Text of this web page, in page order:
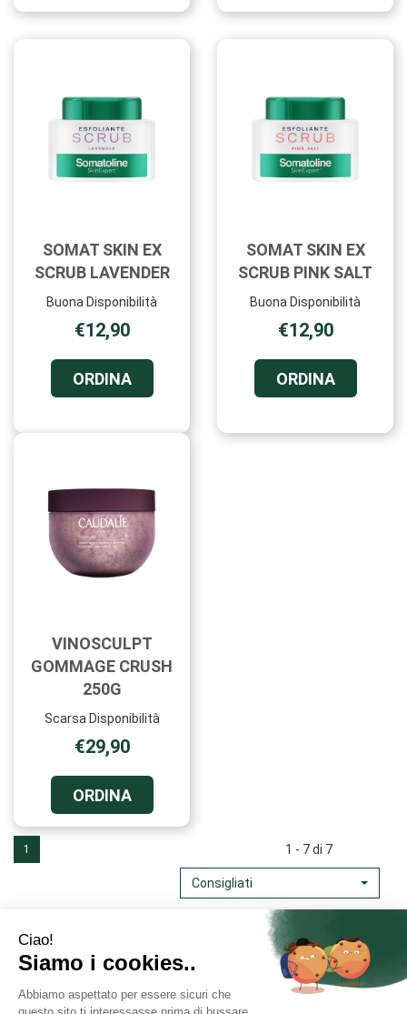
BODY
BODY
SOMAT SKIN EX
SCRUB LAVENDER
Buona Disponibilità
€12,90
ORDINA
SKIN
SCRUB
SOMAT SKIN EX
SCRUB PINK SALT
Buona Disponibilità
€12,90
ORDINA
SKIN
SCRUB
VINOSCULPT
GOMMAGE CRUSH
250G
Scarsa Disponibilità
€29,90
ORDINA
GOMMAGE
CRUSH
CARRELLO
1 1 - 7 di 7
Consigliati
Link Veloci